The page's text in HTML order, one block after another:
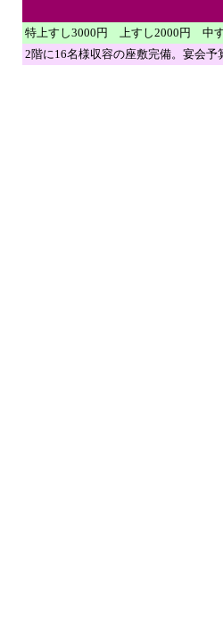
特上すし3000円 上すし2000円 中
2階に16名様収容の座敷完備。宴会